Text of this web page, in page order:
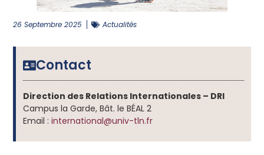
26 Septembre 2025 Actualités
Contact
Direction des Relations Internationales – DRI
Campus la Garde, Bât. le BÉAL 2
Email :international@univ-tln.fr